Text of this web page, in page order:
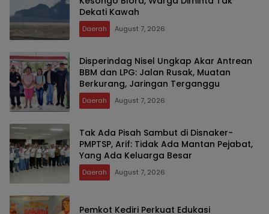
Dekati Kawah
Daerah August 7, 2026
Disperindag Nisel Ungkap Akar Antrean
BBM dan LPG: Jalan Rusak, Muatan
Berkurang, Jaringan Terganggu
Daerah August 7, 2026
Tak Ada Pisah Sambut di Disnaker-
PMPTSP, Arif: Tidak Ada Mantan Pejabat,
Yang Ada Keluarga Besar
Daerah August 7, 2026
Pemkot Kediri Perkuat Edukasi